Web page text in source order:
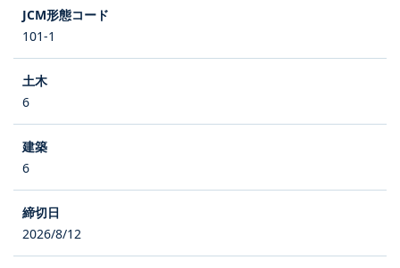
101-1
6
6
2026/8/12